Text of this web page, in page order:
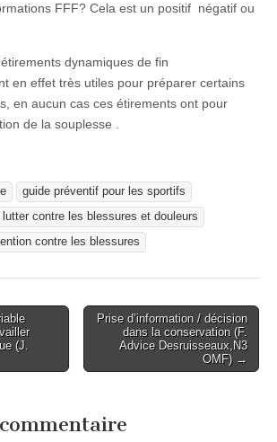
FFF? Cela est un positif négatif ou
dynamiques de fin
en effet très utiles pour préparer certains
en aucun cas ces étirements ont pour
de la souplesse .
guide préventif pour les sportifs
lutter contre les blessures et douleurs
contre les blessures
(J.
Prise d’information / décision
dans la conservation (F.
Advice Desruisseaux,N3
OMF) →